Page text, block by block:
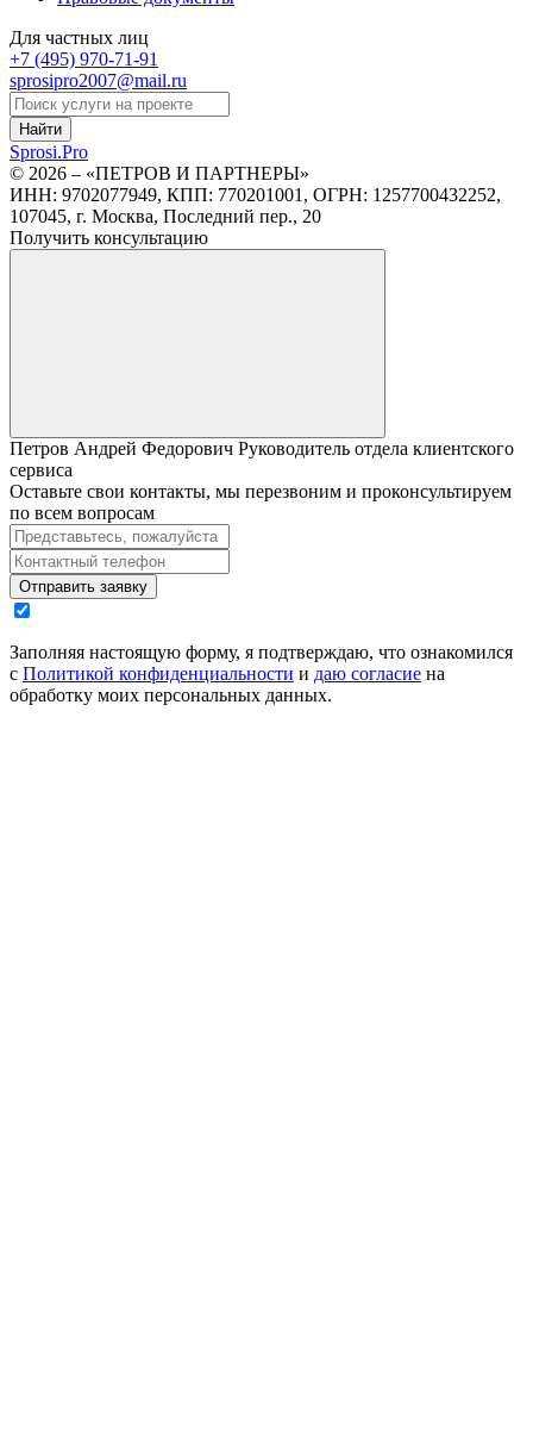
Для частных лиц
+7 (495) 970-71-91
sprosipro2007@mail.ru
Найти
Sprosi.Pro
© 2026 – «ПЕТРОВ И ПАРТНЕРЫ»
ИНН: 9702077949, КПП: 770201001, ОГРН: 1257700432252,
107045, г. Москва, Последний пер., 20
Получить консультацию
Петров Андрей Федорович Руководитель отдела клиентского
сервиса
Оставьте свои контакты, мы перезвоним и проконсультируем
по всем вопросам
Отправить заявку
Заполняя настоящую форму, я подтверждаю, что ознакомился
с Политикой конфиденциальности и даю согласие на
обработку моих персональных данных.